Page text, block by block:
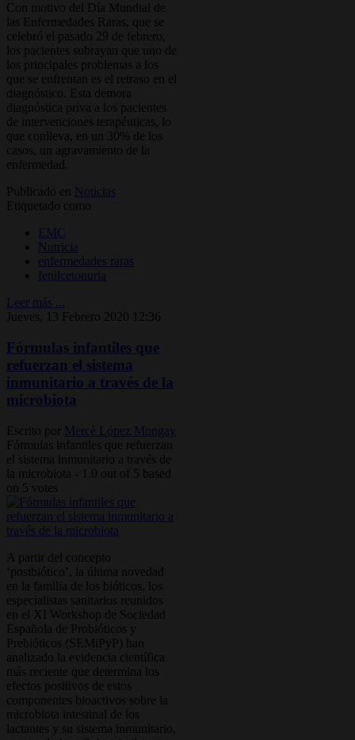
Con motivo del Día Mundial de
las Enfermedades Raras, que se
celebró el pasado 29 de febrero,
los pacientes subrayan que uno de
los principales problemas a los
que se enfrentan es el retraso en el
diagnóstico. Esta demora
diagnóstica priva a los pacientes
de intervenciones terapéuticas, lo
que conlleva, en un 30% de los
casos, un agravamiento de la
enfermedad.
Publicado en Noticias
Etiquetado como
EMC
Nutricia
enfermedades raras
fenilcetonuria
Leer más ...
Jueves, 13 Febrero 2020 12:36
Fórmulas infantiles que
refuerzan el sistema
inmunitario a través de la
microbiota
Escrito por
Mercè López Mongay
Fórmulas infantiles que refuerzan
el sistema inmunitario a través de
la microbiota - 1.0 out of 5 based
on
5 votes
A partir del concepto
‘postbiótico’, la última novedad
en la familia de los bióticos, los
especialistas sanitarios reunidos
en el XI Workshop de Sociedad
Española de Probióticos y
Prebióticos (SEMiPyP) han
analizado la evidencia científica
más reciente que determina los
efectos positivos de estos
componentes bioactivos sobre la
microbiota intestinal de los
lactantes y su sistema inmunitario,